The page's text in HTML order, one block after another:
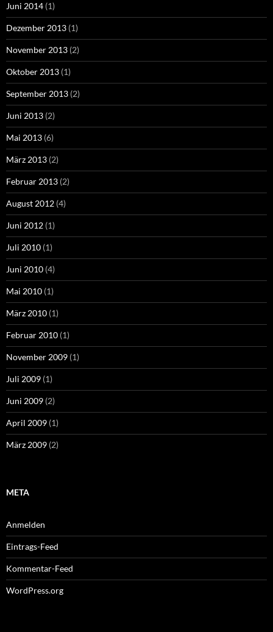
Juni 2014 (1)
Dezember 2013 (1)
November 2013 (2)
Oktober 2013 (1)
September 2013 (2)
Juni 2013 (2)
Mai 2013 (6)
März 2013 (2)
Februar 2013 (2)
August 2012 (4)
Juni 2012 (1)
Juli 2010 (1)
Juni 2010 (4)
Mai 2010 (1)
März 2010 (1)
Februar 2010 (1)
November 2009 (1)
Juli 2009 (1)
Juni 2009 (2)
April 2009 (1)
März 2009 (2)
META
Anmelden
Eintrags-Feed
Kommentar-Feed
WordPress.org